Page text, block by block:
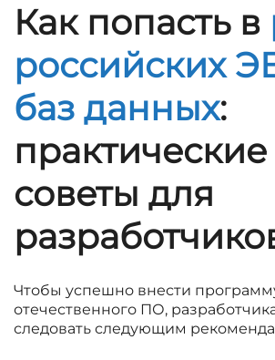
Как попасть в
российских
баз данных:
практические
советы для
Чтобы успешно внести
отечественного ПО,
следовать следующим